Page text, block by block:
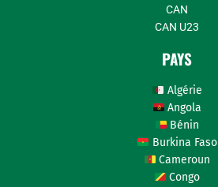
CAN
CAN U23
PAYS
Algérie
Angola
Bénin
Burkina Faso
Cameroun
Congo